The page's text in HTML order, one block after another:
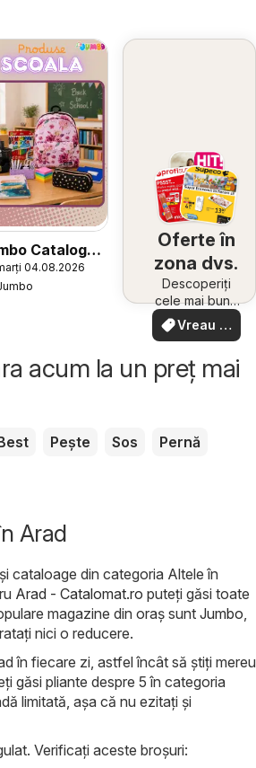
Catalog
04.08.2026
Oferte în
zona dvs.
Descoperiți
cele mai bune
oferte din
apropiere –
Vreau să
văd
acum la un preț mai
Pește Sos
Pernă
Arad
cataloage din categoria Altele în
Arad - Catalomat.ro puteți găsi toate
magazine din oraș suntJumbo
nici o reducere.
în fiecare zi, astfel încât să știți mereu
găsi pliante despre 5 în categoria
limitată, așa că nu ezitați și
Verificați aceste broșuri: